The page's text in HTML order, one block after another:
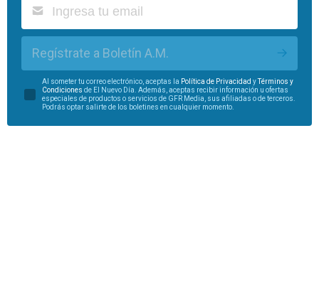
Regístrate a Boletín A.M.
Al someter tu correo electrónico, aceptas la Política de Privacidad yTérminos y
Condiciones de El Nuevo Día. Además, aceptas recibir información u ofertas
especiales de productos o servicios de GFR Media, sus afiliadas o de terceros.
Podrás optar salirte de los boletines en cualquier momento.